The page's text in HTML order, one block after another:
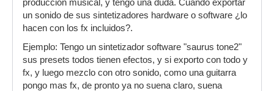
producción musical, y tengo una duda. Cuando exportar
un sonido de sus sintetizadores hardware o software ¿lo
hacen con los fx incluidos?.
Ejemplo: Tengo un sintetizador software "saurus tone2"
sus presets todos tienen efectos, y si exporto con todo y
fx, y luego mezclo con otro sonido, como una guitarra
pongo mas fx, de pronto ya no suena claro, suena